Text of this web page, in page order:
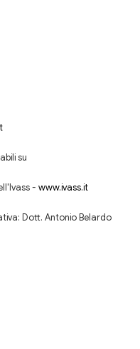
su
- www.ivass.it
Dott. Antonio Belardo